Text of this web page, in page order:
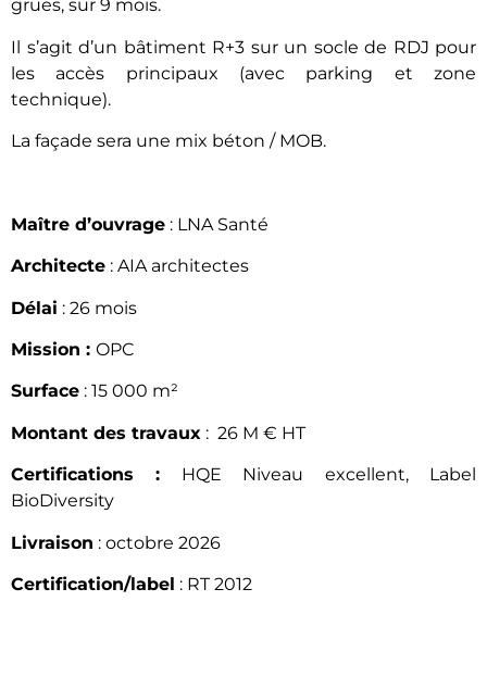
grues, sur 9 mois.
Il s’agit d’un bâtiment R+3 sur un socle de RDJ pour
les accès principaux (avec parking et zone
technique).
La façade sera une mix béton / MOB.
Maître d’ouvrage : LNA Santé
Architecte : AIA architectes
Délai : 26 mois
Mission : OPC
Surface : 15 000 m²
Montant des travaux : 26 M € HT
Certifications : HQE Niveau excellent, Label
BioDiversity
Livraison : octobre 2026
Certification/label : RT 2012